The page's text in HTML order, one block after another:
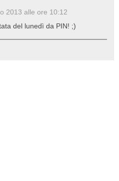
2013 alle ore 10:12
del lunedì da PIN! ;)